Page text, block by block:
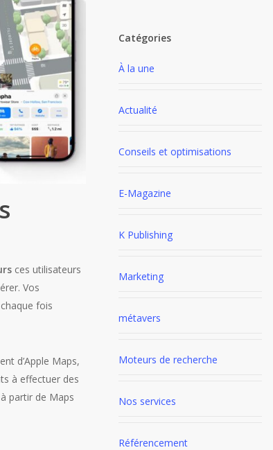
ces utilisateurs
Vos
fois
d’Apple Maps,
à effectuer des
partir de Maps
Catégories
À la une
Actualité
Conseils et optimisations
E-Magazine
K Publishing
Marketing
métavers
Moteurs de recherche
Nos services
Référencement